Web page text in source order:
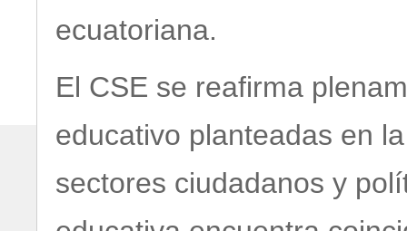
ecuatoriana.
El CSE se reafirma
educativo planteadas en
sectores ciudadanos y